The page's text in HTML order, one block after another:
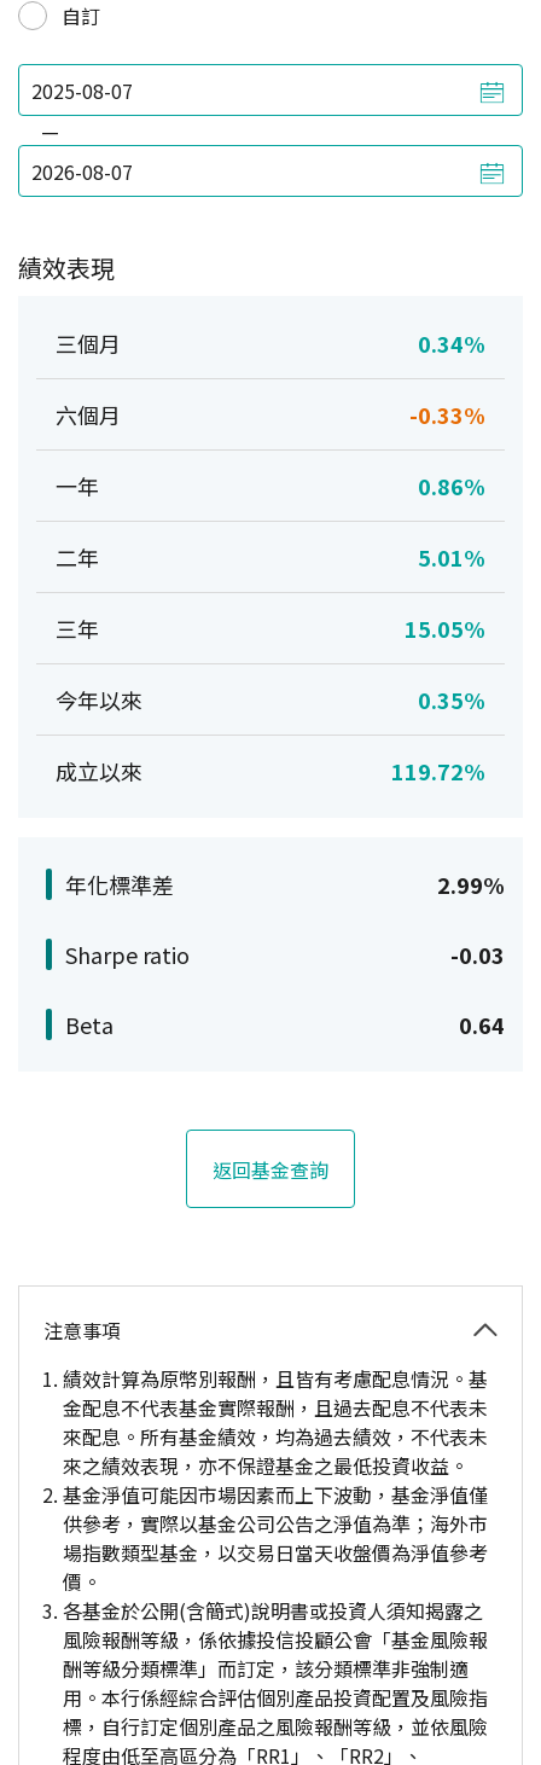
自訂
—
績效表現
三個月 0.34%
六個月 -0.33%
一年 0.86%
二年 5.01%
三年 15.05%
今年以來 0.35%
成立以來 119.72%
年化標準差 2.99%
Sharpe ratio -0.03
Beta 0.64
返回基金查詢
注意事項
績效計算為原幣別報酬，且皆有考慮配息情況。基
金配息不代表基金實際報酬，且過去配息不代表未
來配息。所有基金績效，均為過去績效，不代表未
來之績效表現，亦不保證基金之最低投資收益。
基金淨值可能因市場因素而上下波動，基金淨值僅
供參考，實際以基金公司公告之淨值為準；海外市
場指數類型基金，以交易日當天收盤價為淨值參考
價。
各基金於公開(含簡式)說明書或投資人須知揭露之
風險報酬等級，係依據投信投顧公會「基金風險報
酬等級分類標準」而訂定，該分類標準非強制適
用。本行係經綜合評估個別產品投資配置及風險指
標，自行訂定個別產品之風險報酬等級，並依風險
程度由低至高區分為「RR1」、「RR2」、